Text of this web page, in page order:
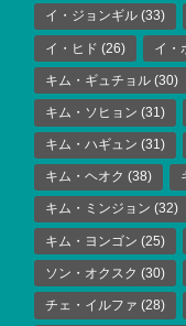
イ・ジョンギル (33)
イ・ヒド (26) イ・
キム・ギュチョル (30)
キム・ソヒョン (31)
キム・ハギュン (31)
キム・ヘオク (38)
キム・ミンジョン (32)
キム・ヨンゴン (25)
ソン・オクスク (30)
チェ・イルファ (28)